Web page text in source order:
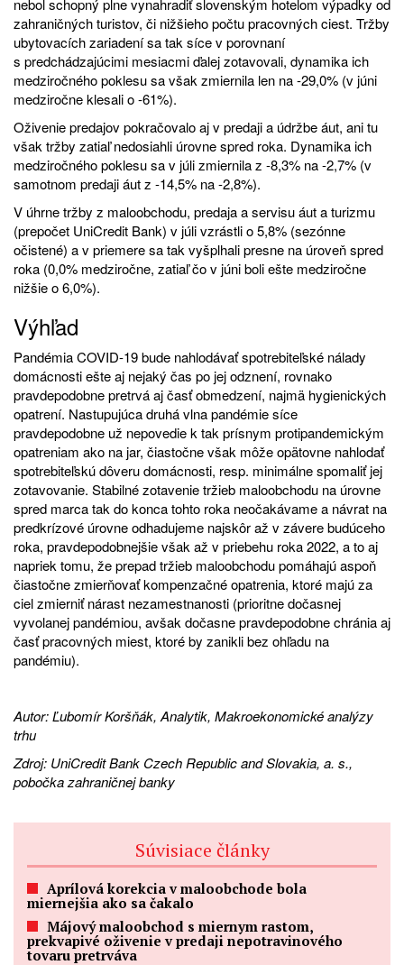
nebol schopný plne vynahradiť slovenským hotelom výpadky od
zahraničných turistov, či nižšieho počtu pracovných ciest. Tržby
ubytovacích zariadení sa tak síce v porovnaní
s predchádzajúcimi mesiacmi ďalej zotavovali, dynamika ich
medziročného poklesu sa však zmiernila len na -29,0% (v júni
medziročne klesali o -61%).
Oživenie predajov pokračovalo aj v predaji a údržbe áut, ani tu
však tržby zatiaľ nedosiahli úrovne spred roka. Dynamika ich
medziročného poklesu sa v júli zmiernila z -8,3% na -2,7% (v
samotnom predaji áut z -14,5% na -2,8%).
V úhrne tržby z maloobchodu, predaja a servisu áut a turizmu
(prepočet UniCredit Bank) v júli vzrástli o 5,8% (sezónne
očistené) a v priemere sa tak vyšplhali presne na úroveň spred
roka (0,0% medziročne, zatiaľ čo v júni boli ešte medziročne
nižšie o 6,0%).
Výhľad
Pandémia COVID-19 bude nahlodávať spotrebiteľské nálady
domácnosti ešte aj nejaký čas po jej odznení, rovnako
pravdepodobne pretrvá aj časť obmedzení, najmä hygienických
opatrení. Nastupujúca druhá vlna pandémie síce
pravdepodobne už nepovedie k tak prísnym protipandemickým
opatreniam ako na jar, čiastočne však môže opätovne nahlodať
spotrebiteľskú dôveru domácnosti, resp. minimálne spomaliť jej
zotavovanie. Stabilné zotavenie tržieb maloobchodu na úrovne
spred marca tak do konca tohto roka neočakávame a návrat na
predkrízové úrovne odhadujeme najskôr až v závere budúceho
roka, pravdepodobnejšie však až v priebehu roka 2022, a to aj
napriek tomu, že prepad tržieb maloobchodu pomáhajú aspoň
čiastočne zmierňovať kompenzačné opatrenia, ktoré majú za
ciel zmierniť nárast nezamestnanosti (prioritne dočasnej
vyvolanej pandémiou, avšak dočasne pravdepodobne chránia aj
časť pracovných miest, ktoré by zanikli bez ohľadu na
pandémiu).
Autor: Ľubomír Koršňák, Analytik, Makroekonomické analýzy
trhu
Zdroj: UniCredit Bank Czech Republic and Slovakia, a. s.,
pobočka zahraničnej banky
Súvisiace články
Aprílová korekcia v maloobchode bola
miernejšia ako sa čakalo
Májový maloobchod s miernym rastom,
prekvapivé oživenie v predaji nepotravinového
tovaru pretrváva